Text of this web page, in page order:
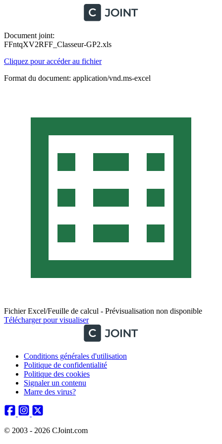
Document joint:
FFntqXV2RFF_Classeur-GP2.xls
Cliquez pour accéder au fichier
Format du document: application/vnd.ms-excel
Fichier Excel/Feuille de calcul - Prévisualisation non disponible
Télécharger pour visualiser
Conditions générales d'utilisation
Politique de confidentialité
Politique des cookies
Signaler un contenu
Marre des virus?
© 2003 - 2026 CJoint.com